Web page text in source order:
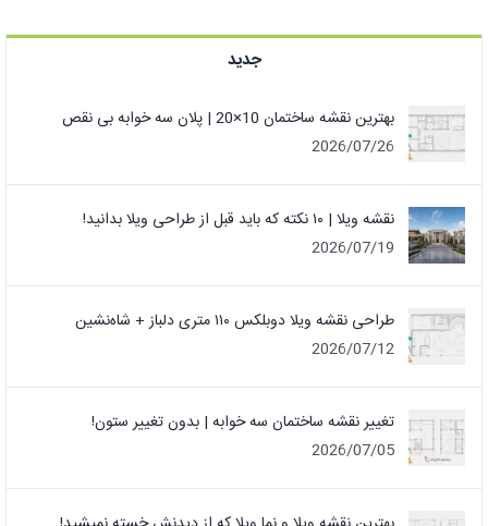
جدید
بهترین نقشه ساختمان 10×20 | پلان سه خوابه بی نقص
2026/07/26
نقشه ویلا | ۱۰ نکته که باید قبل از طراحی ویلا بدانید!
2026/07/19
طراحی نقشه ویلا دوبلکس ۱۱۰ متری دلباز + شاه‌نشین
2026/07/12
تغییر نقشه ساختمان سه خوابه | بدون تغییر ستون!
2026/07/05